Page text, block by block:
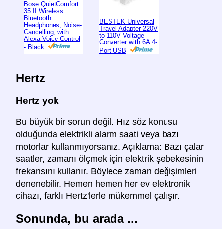
Bose QuietComfort
35 II Wireless
Bluetooth
Headphones, Noise-
Cancelling, with
Alexa Voice Control
- Black
BESTEK Universal
Travel Adapter 220V
to 110V Voltage
Converter with 6A 4-
Port USB
Hertz
Hertz yok
Bu büyük bir sorun değil. Hız söz konusu
olduğunda elektrikli alarm saati veya bazı
motorlar kullanmıyorsanız. Açıklama: Bazı çalar
saatler, zamanı ölçmek için elektrik şebekesinin
frekansını kullanır. Böylece zaman değişimleri
denenebilir. Hemen hemen her ev elektronik
cihazı, farklı Hertz'lerle mükemmel çalışır.
Sonunda, bu arada ...